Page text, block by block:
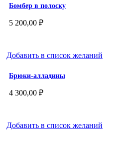
Бомбер в полоску
5 200,00 ₽
Добавить в список желаний
Брюки-алладины
4 300,00 ₽
Добавить в список желаний